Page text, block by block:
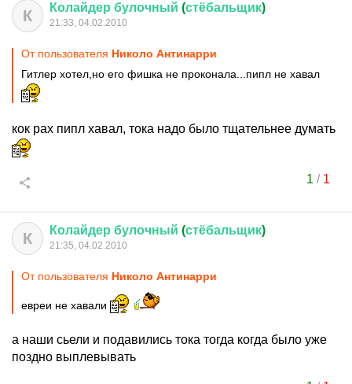
К Колайдер булочный (стёбальщик)
21:33, 04.02.2010
От пользователя Николо Антинарри
Гитлер хотел,но его фишка не проконала...пипл не хавал
кок рах пипл хавал, тока надо было тщательнее думать
1 / 1
К Колайдер булочный (стёбальщик)
21:35, 04.02.2010
От пользователя Николо Антинарри
евреи не хавали
а наши сьели и подавились тока тогда когда было уже
поздно выплевывать